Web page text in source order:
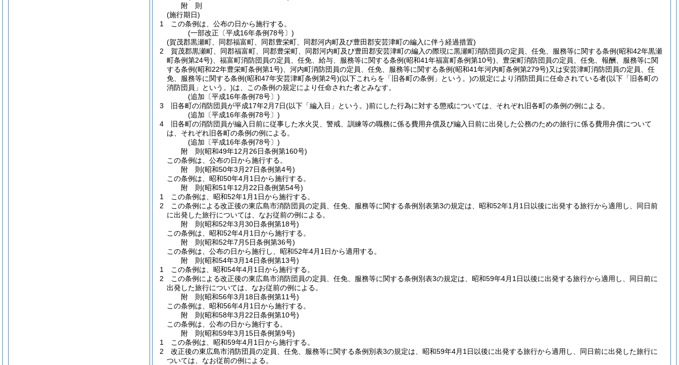
附 則
(施行期日)
1
この条例は、公布の日から施行する。
(一部改正〔平成16年条例78号〕)
(賀茂郡黒瀬町、同郡福富町、同郡豊栄町、同郡河内町及び豊田郡安芸津町の編入に伴う経過措置)
2
賀茂郡黒瀬町、同郡福富町、同郡豊栄町、同郡河内町及び豊田郡安芸津町の編入の際現に黒瀬町消防団員の定員、任免、服務等に関する条例(昭和42年黒瀬
町条例第24号) 、福富町消防団員の定員、任免、給与、服務等に関する条例(昭和41年福富町条例第10号) 、豊栄町消防団員の定員、任免、報酬、服務等に関
する条例(昭和22年豊栄町条例第1号) 、河内町消防団員の定員、任免、服務等に関する条例(昭和41年河内町条例第279号)又は安芸津町消防団員の定員、任
免、服務等に関する条例(昭和47年安芸津町条例第2号)(以下これらを「旧各町の条例」という。)の規定により消防団員に任命されている者(以下「旧各町の
消防団員」という。)は、この条例の規定により任命された者とみなす。
(追加〔平成16年条例78号〕)
3
旧各町の消防団員が平成17年2月7日(以下「編入日」という。)前にした行為に対する懲戒については、それぞれ旧各町の条例の例による。
(追加〔平成16年条例78号〕)
4
旧各町の消防団員が編入日前に従事した水火災、警戒、訓練等の職務に係る費用弁償及び編入日前に出発した公務のための旅行に係る費用弁償について
は、それぞれ旧各町の条例の例による。
(追加〔平成16年条例78号〕)
附 則(昭和49年12月26日条例第160号)
この条例は、公布の日から施行する。
附 則(昭和50年3月27日条例第4号)
この条例は、昭和50年4月1日から施行する。
附 則(昭和51年12月22日条例第54号)
1
この条例は、昭和52年1月1日から施行する。
2
この条例による改正後の東広島市消防団員の定員、任免、服務等に関する条例別表第3の規定は、昭和52年1月1日以後に出発する旅行から適用し、同日前
に出発した旅行については、なお従前の例による。
附 則(昭和52年3月30日条例第18号)
この条例は、昭和52年4月1日から施行する。
附 則(昭和52年7月5日条例第36号)
この条例は、公布の日から施行し、昭和52年4月1日から適用する。
附 則(昭和54年3月14日条例第13号)
1
この条例は、昭和54年4月1日から施行する。
2
この条例による改正後の東広島市消防団員の定員、任免、服務等に関する条例別表3の規定は、昭和59年4月1日以後に出発する旅行から適用し、同日前に
出発した旅行については、なお従前の例による。
附 則(昭和56年3月18日条例第11号)
この条例は、昭和56年4月1日から施行する。
附 則(昭和58年3月22日条例第10号)
この条例は、公布の日から施行する。
附 則(昭和59年3月15日条例第9号)
1
この条例は、昭和59年4月1日から施行する。
2
改正後の東広島市消防団員の定員、任免、服務等に関する条例別表3の規定は、昭和59年4月1日以後に出発する旅行から適用し、同日前に出発した旅行に
ついては、なお従前の例による。